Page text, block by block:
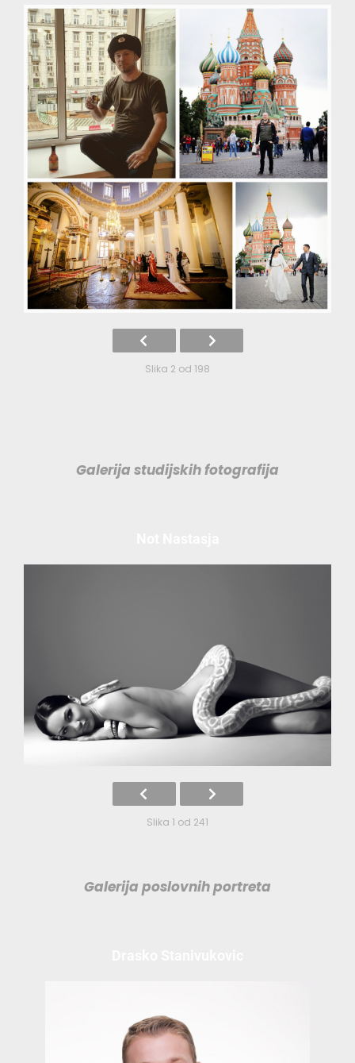
Slika 2 od 198
Galerija studijskih fotografija
Slika 1 od 241
Galerija poslovnih portreta